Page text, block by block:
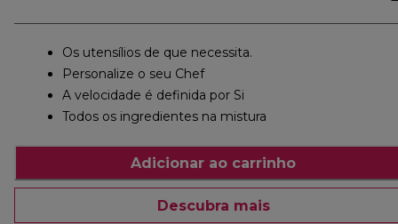
Os utensílios de que necessita.
Personalize o seu Chef
A velocidade é definida por Si
Todos os ingredientes na mistura
Adicionar ao carrinho
Descubra mais